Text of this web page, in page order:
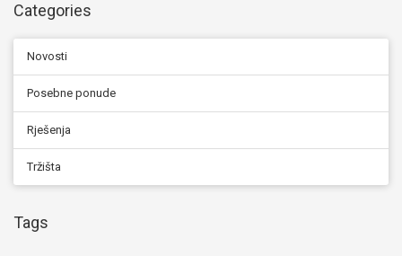
Categories
Novosti
Posebne ponude
Rješenja
Tržišta
Tags